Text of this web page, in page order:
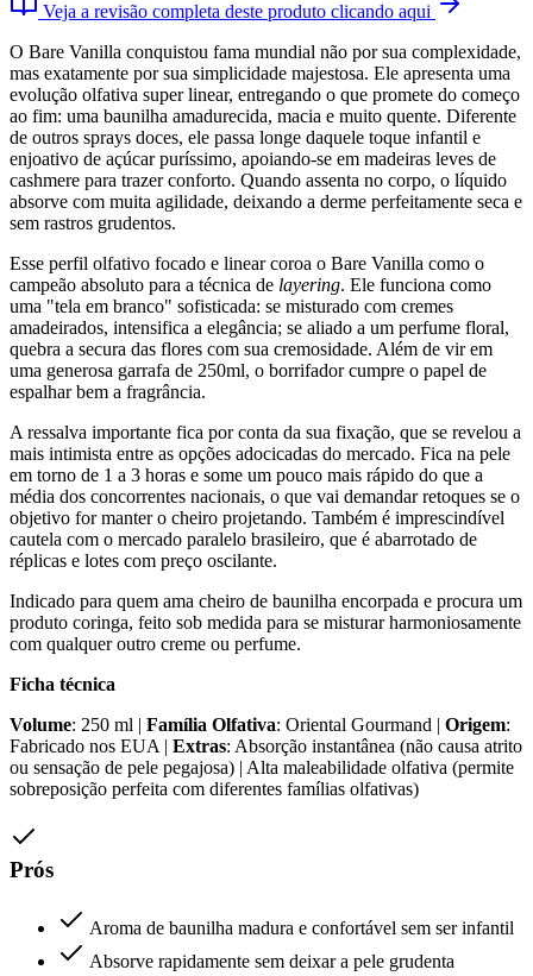
Veja a revisão completa deste produto clicando aqui
O Bare Vanilla conquistou fama mundial não por sua complexidade,
mas exatamente por sua simplicidade majestosa. Ele apresenta uma
evolução olfativa super linear, entregando o que promete do começo
ao fim: uma baunilha amadurecida, macia e muito quente. Diferente
de outros sprays doces, ele passa longe daquele toque infantil e
enjoativo de açúcar puríssimo, apoiando-se em madeiras leves de
cashmere para trazer conforto. Quando assenta no corpo, o líquido
absorve com muita agilidade, deixando a derme perfeitamente seca e
sem rastros grudentos.
Esse perfil olfativo focado e linear coroa o Bare Vanilla como o
campeão absoluto para a técnica de layering. Ele funciona como
uma "tela em branco" sofisticada: se misturado com cremes
amadeirados, intensifica a elegância; se aliado a um perfume floral,
quebra a secura das flores com sua cremosidade. Além de vir em
uma generosa garrafa de 250ml, o borrifador cumpre o papel de
espalhar bem a fragrância.
A ressalva importante fica por conta da sua fixação, que se revelou a
mais intimista entre as opções adocicadas do mercado. Fica na pele
em torno de 1 a 3 horas e some um pouco mais rápido do que a
média dos concorrentes nacionais, o que vai demandar retoques se o
objetivo for manter o cheiro projetando. Também é imprescindível
cautela com o mercado paralelo brasileiro, que é abarrotado de
réplicas e lotes com preço oscilante.
Indicado para quem ama cheiro de baunilha encorpada e procura um
produto coringa, feito sob medida para se misturar harmoniosamente
com qualquer outro creme ou perfume.
Ficha técnica
Volume: 250 ml | Família Olfativa: Oriental Gourmand | Origem:
Fabricado nos EUA | Extras: Absorção instantânea (não causa atrito
ou sensação de pele pegajosa) | Alta maleabilidade olfativa (permite
sobreposição perfeita com diferentes famílias olfativas)
Prós
Aroma de baunilha madura e confortável sem ser infantil
Absorve rapidamente sem deixar a pele grudenta